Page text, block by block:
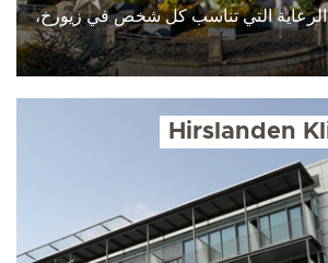
التي تناسب كل شخص في زيورخ،
Hirslanden